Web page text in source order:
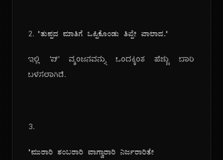
2. "ತುಪ್ಪದ ಮಾತಿಗೆ ಒಪ್ಪಿಕೊಂಡು ತಿಪ್ಪೇ ಪಾಲಾದ."
ಇಲ್ಲಿ 'ಪ್' ವ್ಯಂಜನವನ್ನು ಒಂದಕ್ಕಿಂತ ಹೆಚ್ಚು ಬಾರಿ
ಬಳಸಲಾಗಿದೆ.
3.
"ಮುರಾರಿ ಶಂಬರಾರಿ ವಾಗ್ವಾರಾರಿ ನಿರ್ಜರಾರಿತೇ